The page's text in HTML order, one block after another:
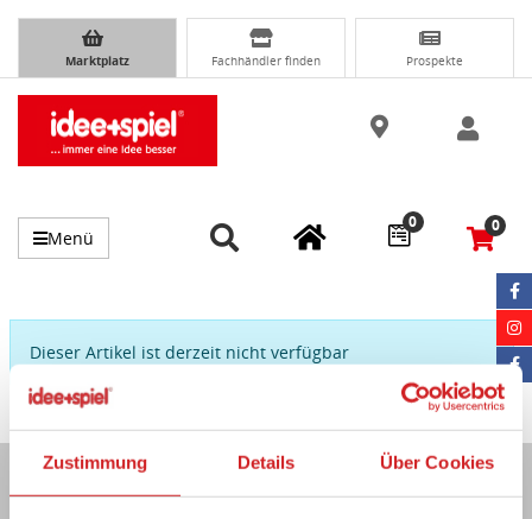
Zustimmung Details Über Cookies
Marktplatz Fachhändler finden Prospekte
Menü
0 0
Dieser Artikel ist derzeit nicht verfügbar
Immer auf dem Laufenden...